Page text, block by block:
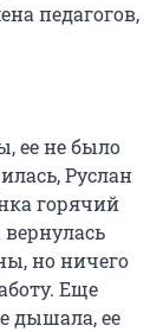
педагогов,
ее не было
Руслан
горячий
но ничего
Еще
дышала, ее